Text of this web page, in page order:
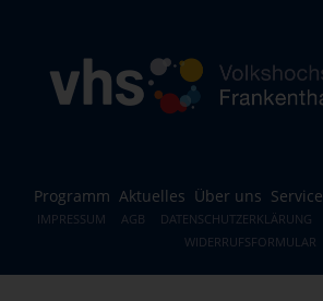
Programm Aktuelles Über uns Service
IMPRESSUM AGB DATENSCHUTZERKLÄRUNG
WIDERRUFSFORMULAR